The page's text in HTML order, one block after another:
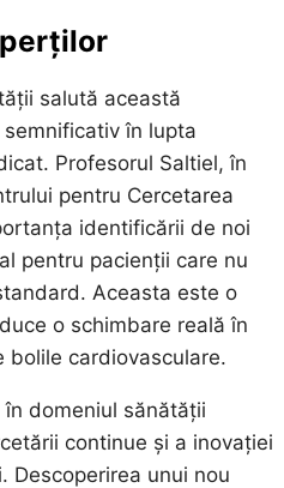
salută această
în lupta
Profesorul Saltiel, în
pentru Cercetarea
identificării de noi
pentru pacienții care nu
Aceasta este o
o schimbare reală în
bolile cardiovasculare.
domeniul sănătății
continue și a inovației
Descoperirea unui nou